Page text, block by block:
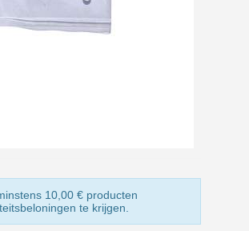
binnen 48-72 uur in Nederland
voucher voor elke verwijzing
je in voor de nieuwsbrief: €5 korting
10,00 € producten
te krijgen.